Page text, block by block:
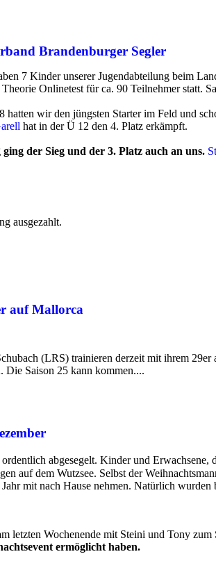
Brandenburger Segler
7 Kinder unserer Jugendabteilung beim
Onlinetest für ca. 90 Teilnehmer statt.
hatten wir den jüngsten Starter im Feld und
hat in der Ü 12 den 4. Platz erkämpft.
der Sieg und der 3. Platz auch an uns.
ausgezahlt.
auf Mallorca
(LRS) trainieren derzeit mit ihrem
Die Saison 25 kann kommen....
abgesegelt. Kinder und
auf dem Wutzsee. Selbst der
mit nach Hause nehmen. Natürlich
letzten Wochenende mit Steini und Tony
ermöglicht haben.